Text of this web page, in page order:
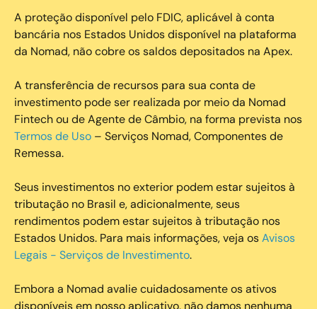
A proteção disponível pelo FDIC, aplicável à conta
bancária nos Estados Unidos disponível na plataforma
da Nomad, não cobre os saldos depositados na Apex.
A transferência de recursos para sua conta de
investimento pode ser realizada por meio da Nomad
Fintech ou de Agente de Câmbio, na forma prevista nos
Termos de Uso – Serviços Nomad, Componentes de
Remessa.
Seus investimentos no exterior podem estar sujeitos à
tributação no Brasil e, adicionalmente, seus
rendimentos podem estar sujeitos à tributação nos
Estados Unidos. Para mais informações, veja osAvisos
Legais - Serviços de Investimento.
Embora a Nomad avalie cuidadosamente os ativos
disponíveis em nosso aplicativo, não damos nenhuma